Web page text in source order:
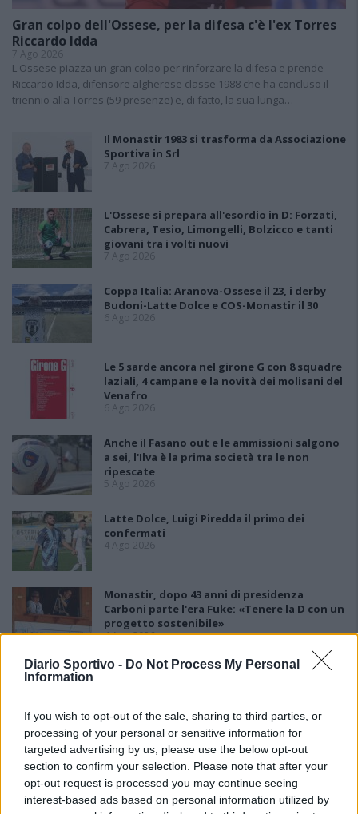
Diario Sportivo - Do Not Process My Personal
Information
If you wish to opt-out of the sale, sharing to third parties, or
processing of your personal or sensitive information for
targeted advertising by us, please use the below opt-out
section to confirm your selection. Please note that after your
opt-out request is processed you may continue seeing
interest-based ads based on personal information utilized by
Gran colpo dell'Ossese, per la difesa c'è l'ex Torres
Riccardo Idda
7 Ago 2026
L'Ossese piazza un gran colpo per rinforzare la difesa e prende
Riccardo Idda, difensore algherese classe 1988 che ha concluso il
triennio alla Torres (59 presenze) e, di fatto, la sua lunga…
Il Monastir 1983 si trasforma da Associazione
Sportiva in Srl
7 Ago 2026
L'Ossese si prepara all'esordio in D: Forzati,
Cabrera, Tesio, Limongelli, Bolzicco e tanti
giovani tra i volti nuovi
7 Ago 2026
Coppa Italia: Aranova-Ossese il 23, i derby
Budoni-Latte Dolce e COS-Monastir il 30
6 Ago 2026
Le 5 sarde ancora nel girone G con 8 squadre
laziali, 4 campane e la novità dei molisani del
Venafro
6 Ago 2026
Anche il Fasano out e le ammissioni salgono
a sei, l'Ilva è la prima società tra le non
ripescate
5 Ago 2026
Latte Dolce, Luigi Piredda il primo dei
confermati
4 Ago 2026
Monastir, dopo 43 anni di presidenza
Carboni parte l'era Fuke: «Tenere la D con un
progetto sostenibile»
4 Ago 2026
Lnd, il nodo ripescaggi non si scioglie: